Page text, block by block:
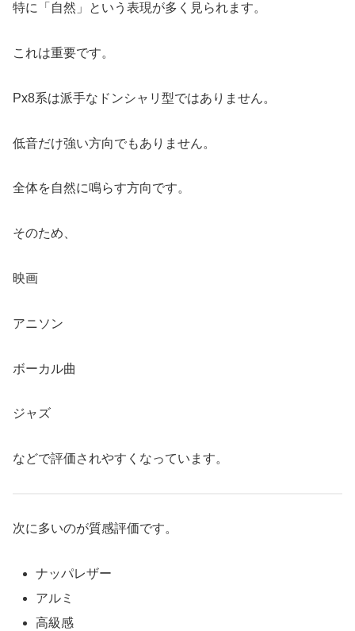
特に「自然」という表現が多く見られます。
これは重要です。
Px8系は派手なドンシャリ型ではありません。
低音だけ強い方向でもありません。
全体を自然に鳴らす方向です。
そのため、
映画
アニソン
ボーカル曲
ジャズ
などで評価されやすくなっています。
次に多いのが質感評価です。
ナッパレザー
アルミ
高級感